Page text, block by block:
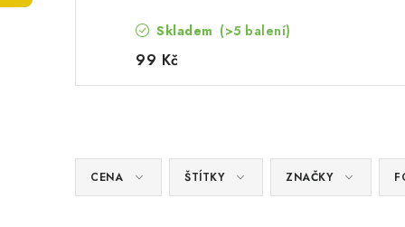
Skladem (>5 balení)
99 Kč
CENA ŠTÍTKY ZNAČKY